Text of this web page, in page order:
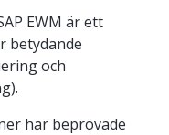
EWM är ett
betydande
och
har beprövade